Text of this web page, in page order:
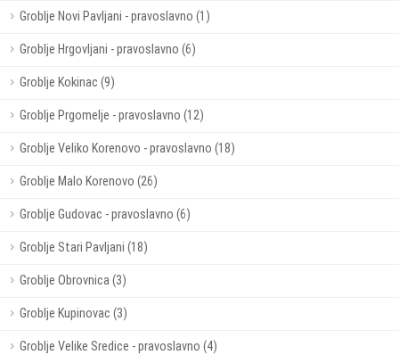
Groblje Novi Pavljani - pravoslavno (1)
Groblje Hrgovljani - pravoslavno (6)
Groblje Kokinac (9)
Groblje Prgomelje - pravoslavno (12)
Groblje Veliko Korenovo - pravoslavno (18)
Groblje Malo Korenovo (26)
Groblje Gudovac - pravoslavno (6)
Groblje Stari Pavljani (18)
Groblje Obrovnica (3)
Groblje Kupinovac (3)
Groblje Velike Sredice - pravoslavno (4)